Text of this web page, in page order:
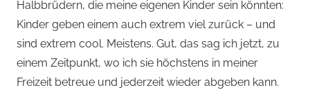
Halbbrüdern, die meine eigenen Kinder sein könnten:
Kinder geben einem auch extrem viel zurück – und
sind extrem cool. Meistens. Gut, das sag ich jetzt, zu
einem Zeitpunkt, wo ich sie höchstens in meiner
Freizeit betreue und jederzeit wieder abgeben kann.